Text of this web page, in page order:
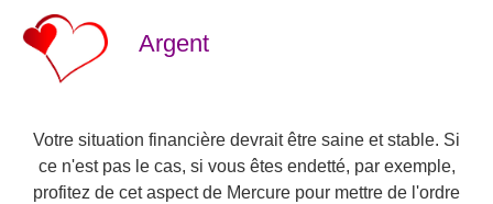
Argent
Votre situation financière devrait être saine et stable. Si
ce n'est pas le cas, si vous êtes endetté, par exemple,
profitez de cet aspect de Mercure pour mettre de l'ordre